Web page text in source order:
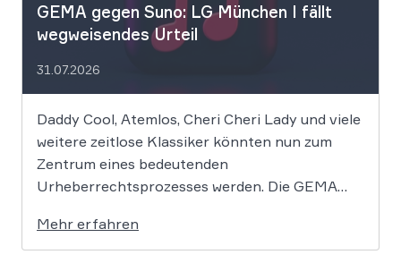
GEMA gegen Suno: LG München I fällt
wegweisendes Urteil
31.07.2026
Daddy Cool, Atemlos, Cheri Cheri Lady und viele
weitere zeitlose Klassiker könnten nun zum
Zentrum eines bedeutenden
Urheberrechtsprozesses werden. Die GEMA
die Rechte ihrer Mitglieder verteidigen. Dem
Unternehmen hinter der populären KI-Musik-
Mehr erfahren